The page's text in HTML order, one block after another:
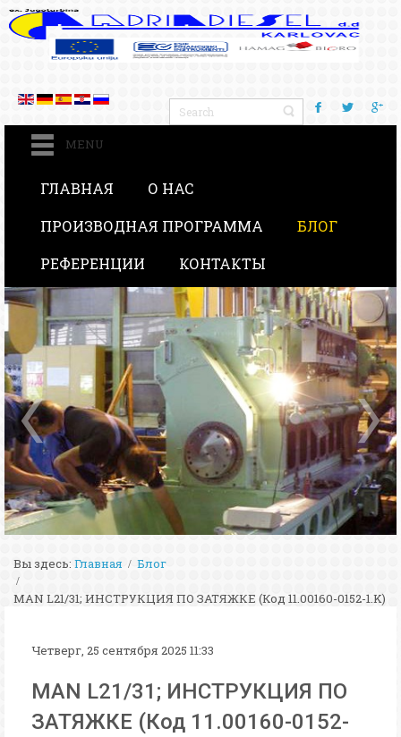
MENU
ГЛАВНАЯ
О НАС
ПРОИЗВОДНАЯ ПРОГРАММА
БЛОГ
РЕФЕРЕНЦИИ
КОНТАКТЫ
Вы здесь: Главная Блог
MAN L21/31; ИНСТРУКЦИЯ ПО ЗАТЯЖКЕ (Код 11.00160-0152-1.K)
Четверг, 25 сентября 2025 11:33
MAN L21/31; ИНСТРУКЦИЯ ПО
ЗАТЯЖКЕ (Код 11.00160-0152-